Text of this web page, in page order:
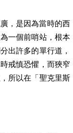
，是因為當時的西
一個前哨站，根本
出許多的單行道，
戒慎恐懼，而狹窄
所以在「聖克里斯